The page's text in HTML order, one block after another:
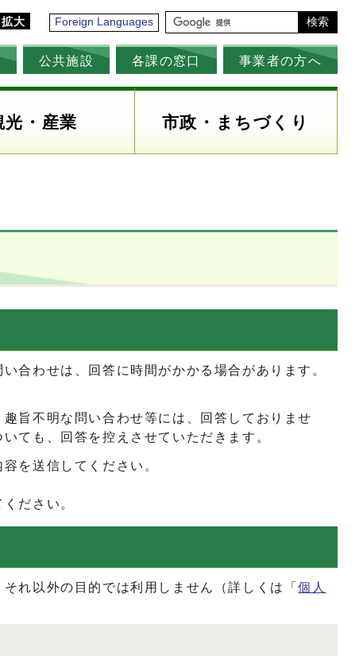
拡大 Foreign Languages 検索
公共施設 各課の窓口 事業者の方へ
光・産業 市政・まちづくり
合わせは、回答に時間がかかる場合があります。
旨不明な問い合わせ等には、回答しておりませ
ても、回答を控えさせていただきます。
を送信してください。
ださい。
れ以外の目的では利用しません（詳しくは「個人